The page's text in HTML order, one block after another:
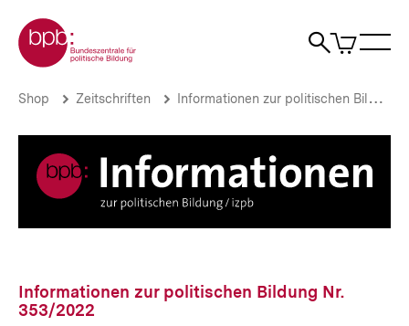
zum
Seiteninhalt
springen
Zur Startseite der bpb
Suche
Artikel
im
Pandemien
globale
Gesundheitsrisiken
bpb.de
Brotkrümelnavigation
Pfadnavigation
Shop Zeitschriften Informationen zur politischen Bildung
Informationen zur politischen Bildung Nr.
353/2022